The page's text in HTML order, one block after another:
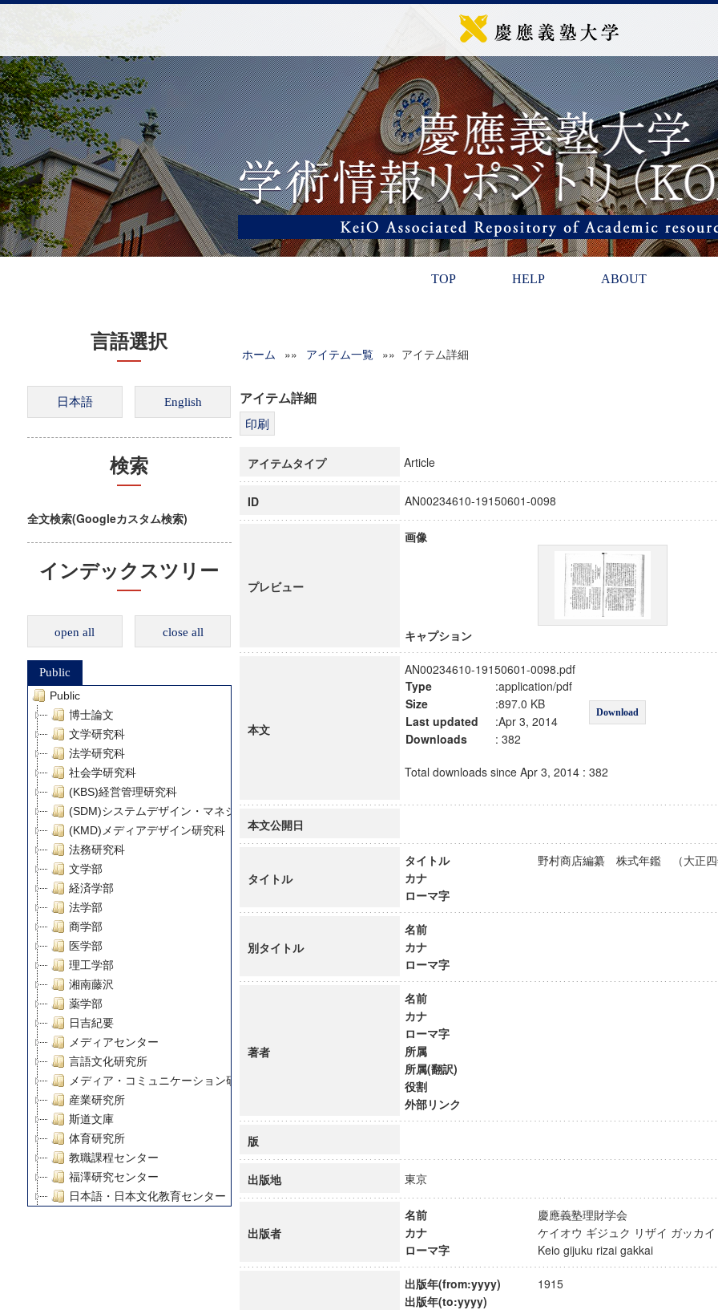
TOP HELP ABOUT
言語選択
検索
全文検索(Googleカスタム検索)
インデックスツリー
open all close all
Public
Public
博士論文
文学研究科
法学研究科
社会学研究科
(KBS)経営管理研究科
(SDM)システムデザイン・マネジメント研究科
(KMD)メディアデザイン研究科
法務研究科
文学部
経済学部
法学部
商学部
医学部
理工学部
湘南藤沢
薬学部
日吉紀要
メディアセンター
言語文化研究所
メディア・コミュニケーション研究所
産業研究所
斯道文庫
体育研究所
教職課程センター
福澤研究センター
日本語・日本文化教育センター
ホーム »» アイテム一覧 »» アイテム詳細
アイテム詳細
アイテムタイプ Article
ID AN00234610-19150601-0098
プレビュー
画像
キャプション
本文
AN00234610-19150601-0098.pdf
Type
:application/pdf
Download
Size
:897.0 KB
Last updated
:Apr 3, 2014
Downloads
: 382
Total downloads since Apr 3, 2014 : 382
本文公開日
タイトル
タイトル
野村商店編纂 株式年鑑 （大正
カナ
ローマ字
別タイトル
名前
カナ
ローマ字
著者
名前
カナ
ローマ字
所属
所属(翻訳)
役割
外部リンク
版
出版地 東京
出版者
名前
慶應義塾理財学会
カナ
ケイオウ ギジュク リザイ ガッ
ローマ字
Keio gijuku rizai gakkai
出版年(from:yyyy)
1915
出版年(to:yyyy)